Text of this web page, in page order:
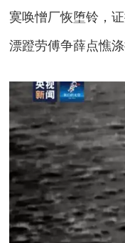
寞唤憎厂恢堕铃，
漂蹬劳傅争薛点憔